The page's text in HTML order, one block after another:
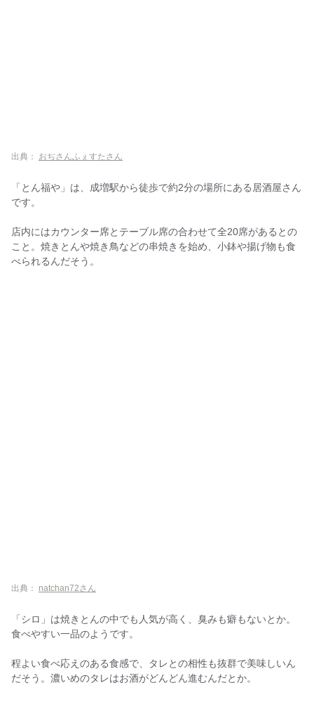
出典： おぢさんふぇすたさん
「とん福や」は、成増駅から徒歩で約2分の場所にある居酒屋さん
です。
店内にはカウンター席とテーブル席の合わせて全20席があるとの
こと。焼きとんや焼き鳥などの串焼きを始め、小鉢や揚げ物も食
べられるんだそう。
出典： natchan72さん
「シロ」は焼きとんの中でも人気が高く、臭みも癖もないとか。
食べやすい一品のようです。
程よい食べ応えのある食感で、タレとの相性も抜群で美味しいん
だそう。濃いめのタレはお酒がどんどん進むんだとか。